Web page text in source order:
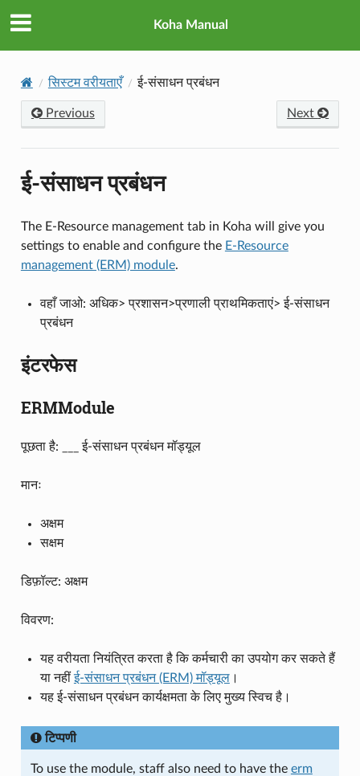
Koha Manual
सिस्टम वरीयताएँ ई-संसाधन प्रबंधन
Previous Next
ई-संसाधन प्रबंधन
The E-Resource management tab in Koha will give you
settings to enable and configure the E-Resource
management (ERM) module.
वहाँ जाओ: अधिक> प्रशासन>प्रणाली प्राथमिकताएं> ई-संसाधन
प्रबंधन
इंटरफेस
ERMModule
पूछता है: ___ ई-संसाधन प्रबंधन मॉड्यूल
मानः
अक्षम
सक्षम
डिफ़ॉल्ट: अक्षम
विवरण:
यह वरीयता नियंत्रित करता है कि कर्मचारी का उपयोग कर सकते हैं
या नहींई-संसाधन प्रबंधन (ERM) मॉड्यूल।
यह ई-संसाधन प्रबंधन कार्यक्षमता के लिए मुख्य स्विच है।
टिप्पणी
To use the module, staff also need to have the erm